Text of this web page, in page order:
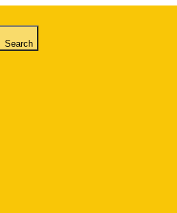
Search